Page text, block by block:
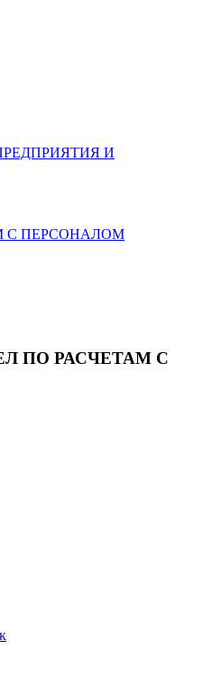
И
С ПЕРСОНАЛОМ
ПО РАСЧЕТАМ С